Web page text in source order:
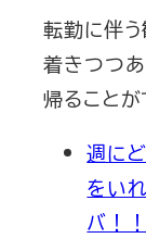
転勤に伴
着きつつあ
帰ることが
週に
をい
バ！